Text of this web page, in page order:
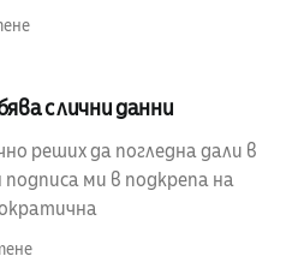
с лични данни
реших да погледна дали в
ми в подкрепа на